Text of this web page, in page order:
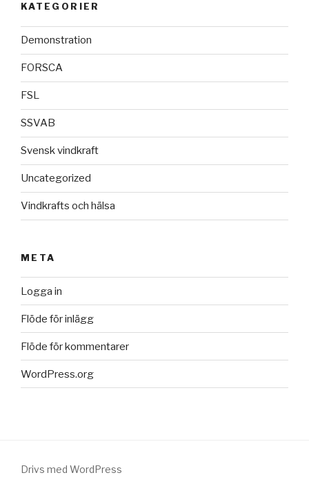
KATEGORIER
Demonstration
FORSCA
FSL
SSVAB
Svensk vindkraft
Uncategorized
Vindkrafts och hälsa
META
Logga in
Flöde för inlägg
Flöde för kommentarer
WordPress.org
Drivs med WordPress